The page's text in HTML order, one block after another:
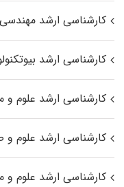
کارشناسی ارشد
کارشناسی ارشد
کارشناسی ارشد علوم و
کارشناسی ارشد علوم و
کارشناسی ارشد علوم